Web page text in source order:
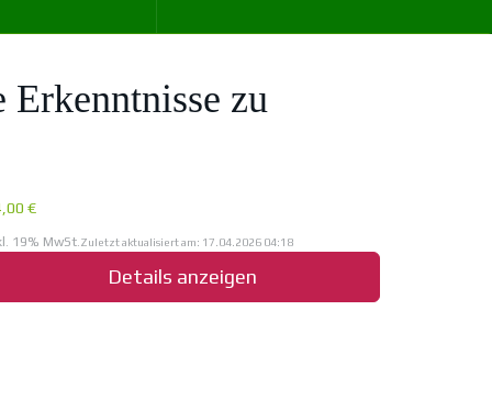
zu
€
19% MwSt. Zuletzt aktualisiert am: 17.04.2026 04:18
Details anzeigen